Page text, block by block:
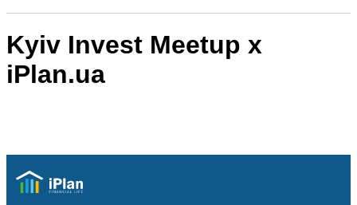
Kyiv Invest Meetup x
iPlan.ua